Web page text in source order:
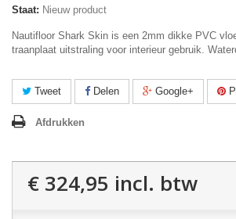
Staat: Nieuw product
Nautifloor Shark Skin is een 2mm dikke PVC
traanplaat uitstraling voor interieur gebruik.
Tweet Delen Google+
Afdrukken
€ 324,95 incl. btw